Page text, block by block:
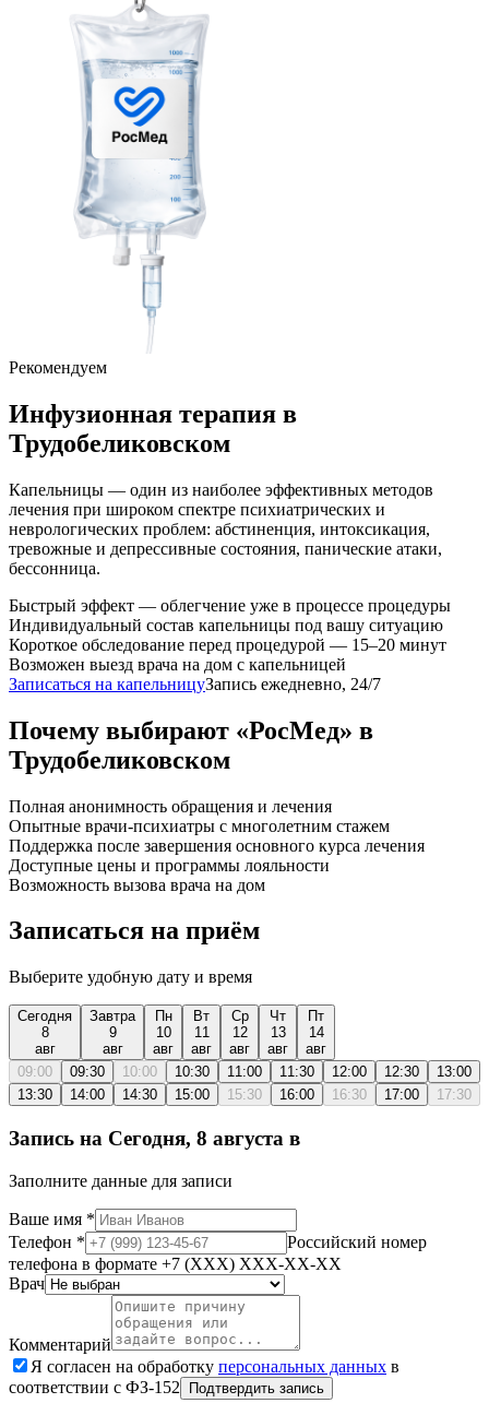
Рекомендуем
Инфузионная терапия в
Трудобеликовском
Капельницы — один из наиболее эффективных методов
лечения при широком спектре психиатрических и
неврологических проблем: абстиненция, интоксикация,
тревожные и депрессивные состояния, панические атаки,
бессонница.
Быстрый эффект — облегчение уже в процессе процедуры
Индивидуальный состав капельницы под вашу ситуацию
Короткое обследование перед процедурой — 15–20 минут
Возможен выезд врача на дом с капельницей
Записаться на капельницуЗапись ежедневно, 24/7
Почему выбирают «РосМед» в
Трудобеликовском
Полная анонимность обращения и лечения
Опытные врачи-психиатры с многолетним стажем
Поддержка после завершения основного курса лечения
Доступные цены и программы лояльности
Возможность вызова врача на дом
Записаться на приём
Выберите удобную дату и время
Сегодня
8
авг
Завтра
9
авг
Пн
10
авг
Вт
11
авг
Ср
12
авг
Чт
13
авг
Пт
14
авг
09:00
09:30 10:00 10:30 11:00 11:30 12:00 12:30
13:00
13:30
14:00 14:30 15:00 15:30 16:00 16:30 17:00 17:30
Запись на Сегодня, 8 августа в
Заполните данные для записи
Ваше имя *
Телефон *
Российский номер
телефона в формате +7 (XXX) XXX-XX-XX
Врач
Комментарий
Я согласен на обработку персональных данных в
соответствии с ФЗ-152
Подтвердить запись